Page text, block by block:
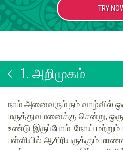
TRY
1. அறிமுகம்
நாம் அனைவரும் நம் வாழ்வில்
மருத்துவமனைக்கு சென்று,
உண்டு இருப்போம். நோய் மற்றும்
பள்ளியில் ஆசிரியருக்கும்